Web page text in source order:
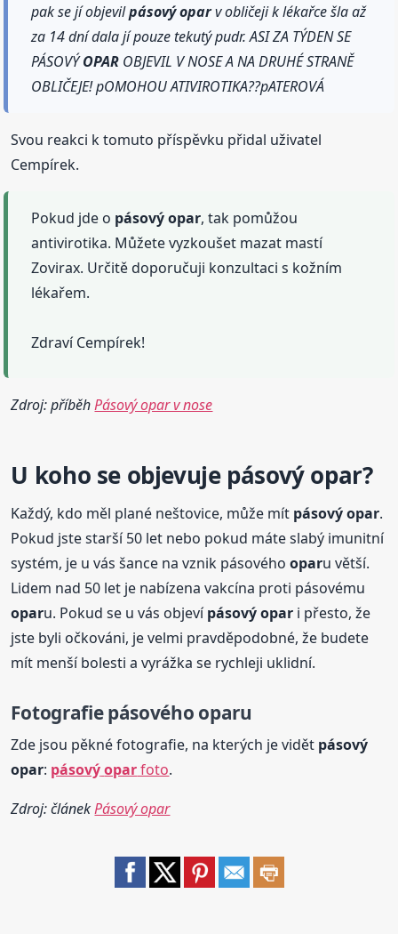
pak se jí objevilpásovýoparv obličeji k lékařce šla až
za 14 dní dala jí pouze tekutý pudr. ASI ZA TÝDEN SE
PÁSOVÝOPAR OBJEVIL V NOSE A NA DRUHÉ STRANĚ
OBLIČEJE! pOMOHOU ATIVIROTIKA??pATEROVÁ
Svou reakci k tomuto příspěvku přidal uživatel
Cempírek.
Pokud jde o pásový opar, tak pomůžou
antivirotika. Můžete vyzkoušet mazat mastí
Zovirax. Určitě doporučuji konzultaci s kožním
lékařem.
Zdraví Cempírek!
Zdroj: příběhPásový opar v nose
U koho se objevuje pásový opar?
Každý, kdo měl plané neštovice, může mít pásový opar.
Pokud jste starší 50 let nebo pokud máte slabý imunitní
systém, je u vás šance na vznik pásovéhooparu větší.
Lidem nad 50 let je nabízena vakcína proti pásovému
oparu. Pokud se u vás objevípásový opar i přesto, že
jste byli očkováni, je velmi pravděpodobné, že budete
mít menší bolesti a vyrážka se rychleji uklidní.
Fotografie pásového oparu
Zde jsou pěkné fotografie, na kterých je vidět pásový
opar: pásový oparfoto.
Zdroj: článekPásový opar